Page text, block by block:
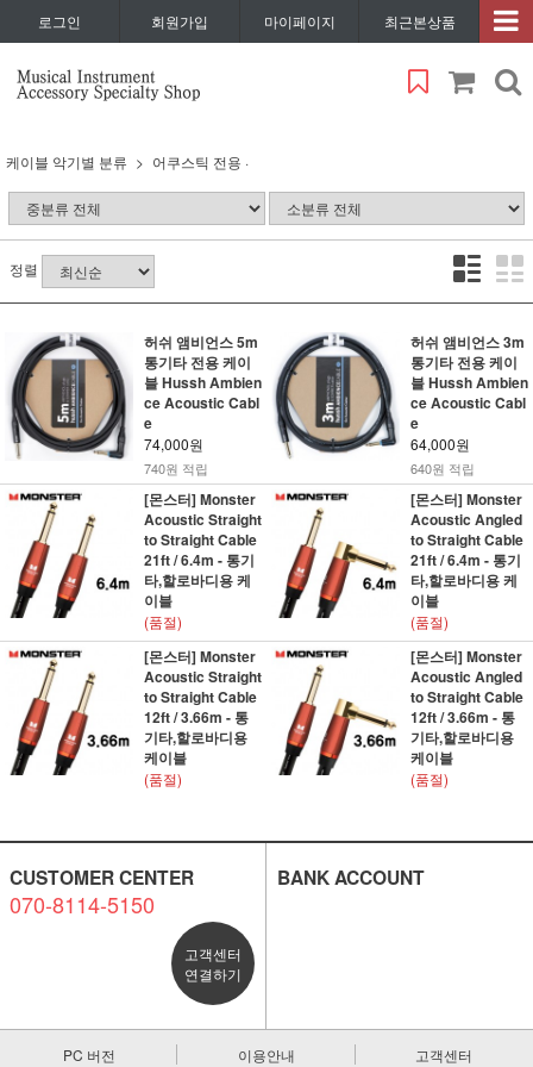
로그인 회원가입 마이페이지 최근본상품
케이블 악기별 분류 어쿠스틱 전용 ·
정렬
허쉬 앰비언스 5m
통기타 전용 케이
블 Hussh Ambien
ce Acoustic Cabl
e
74,000원
740원 적립
허쉬 앰비언스 3m
통기타 전용 케이
블 Hussh Ambien
ce Acoustic Cabl
e
64,000원
640원 적립
[몬스터] Monster
Acoustic Straight
to Straight Cable
21ft / 6.4m - 통기
타,할로바디용 케
이블
(품절)
[몬스터] Monster
Acoustic Angled
to Straight Cable
21ft / 6.4m - 통기
타,할로바디용 케
이블
(품절)
[몬스터] Monster
Acoustic Straight
to Straight Cable
12ft / 3.66m - 통
기타,할로바디용
케이블
(품절)
[몬스터] Monster
Acoustic Angled
to Straight Cable
12ft / 3.66m - 통
기타,할로바디용
케이블
(품절)
CUSTOMER CENTER
070-8114-5150
고객센터
연결하기
BANK ACCOUNT
PC 버전 이용안내 고객센터